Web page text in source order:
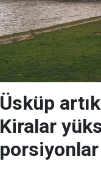
Üsküp
Kiralar